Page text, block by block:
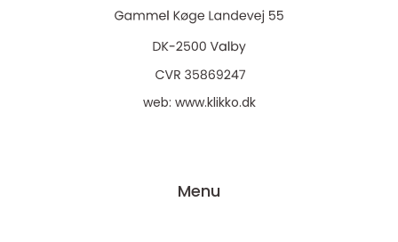
web: www.klikko.dk
Menu